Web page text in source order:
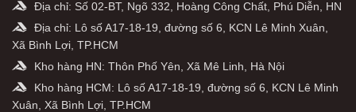
Địa chỉ: Số 02-BT, Ngõ 332, Hoàng Công Chất, Phú Diễn, HN
Địa chỉ: Lô số A17-18-19, đường số 6, KCN Lê Minh Xuân,
Xã Bình Lợi, TP.HCM
Kho hàng HN: Thôn Phố Yên, Xã Mê Linh, Hà Nội
Kho hàng HCM: Lô số A17-18-19, đường số 6, KCN Lê Minh
Xuân, Xã Bình Lợi, TP.HCM